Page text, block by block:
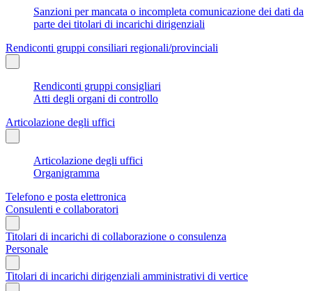
Sanzioni per mancata o incompleta comunicazione dei dati da
parte dei titolari di incarichi dirigenziali
Rendiconti gruppi consiliari regionali/provinciali
Rendiconti gruppi consigliari
Atti degli organi di controllo
Articolazione degli uffici
Articolazione degli uffici
Organigramma
Telefono e posta elettronica
Consulenti e collaboratori
Titolari di incarichi di collaborazione o consulenza
Personale
Titolari di incarichi dirigenziali amministrativi di vertice